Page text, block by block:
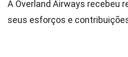
A Overland Airways recebeu
seus esforços e